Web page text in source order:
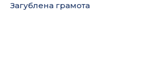
Загублена грамота